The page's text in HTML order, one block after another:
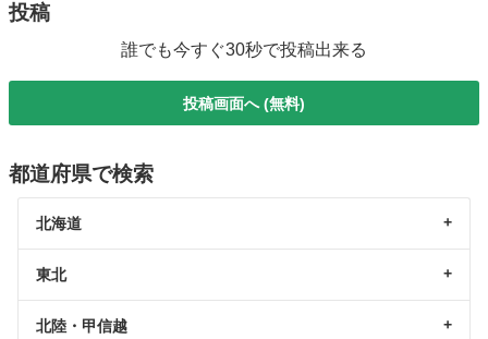
投稿
誰でも今すぐ30秒で投稿出来る
投稿画面へ (無料)
都道府県で検索
北海道
東北
北陸・甲信越